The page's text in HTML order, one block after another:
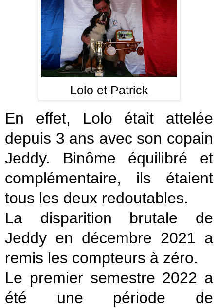
Lolo et Patrick
En effet, Lolo était attelée
depuis 3 ans avec son copain
Jeddy. Binôme équilibré et
complémentaire, ils étaient
tous les deux redoutables.
La disparition brutale de
Jeddy en décembre 2021 a
remis les compteurs à zéro.
Le premier semestre 2022 a
été une période de